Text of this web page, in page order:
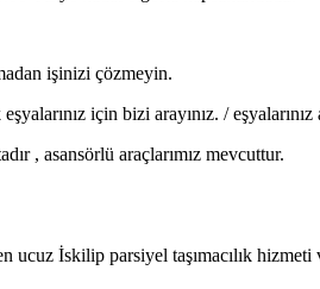
işinizi çözmeyin.
için bizi arayınız. /
, asansörlü araçlarımız mevcuttur.
ucuz İskilip parsiyel taşımacılık